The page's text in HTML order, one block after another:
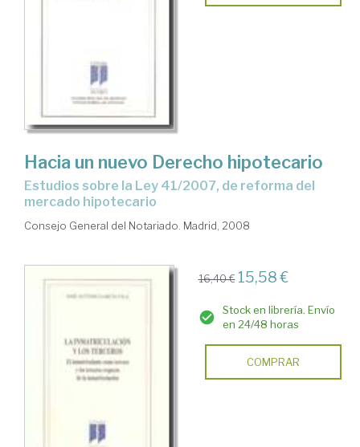
Hacia un nuevo Derecho hipotecario
estudios sobre la Ley 41/2007, de reforma del
mercado hipotecario
Consejo General del Notariado. Madrid, 2008
16,40 € 15,58 €
Stock en librería. Envío
en 24/48 horas
COMPRAR